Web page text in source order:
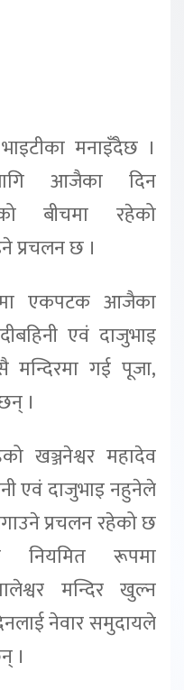
मनाइँदैछ ।
आजैका दिन
बीचमा रहेको
प्रचलन छ ।
एकपटक आजैका
एवं दाजुभाइ
मन्दिरमा गई पूजा,
।
खञ्जनेश्वर महादेव
एवं दाजुभाइ नहुनेले
प्रचलन रहेको छ
रूपमा
मन्दिर खुल्न
नेवार समुदायले
।